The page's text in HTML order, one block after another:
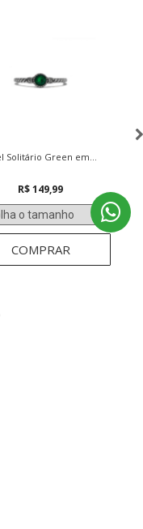
Solitário Green em...
R$ 149,99
COMPRAR